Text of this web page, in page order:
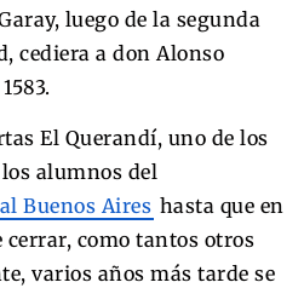
luego de la segunda
cediera a don Alonso
El Querandí, uno de los
alumnos del
Buenos Aires hasta que en
cerrar, como tantos otros
varios años más tarde se